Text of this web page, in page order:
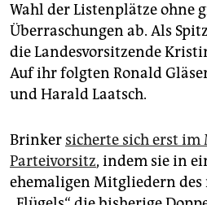
Wahl der Listenplätze ohne
Überraschungen ab. Als
die Landesvorsitzende
Auf ihr folgten Ronald
und Harald Laatsch.
Brinker sicherte sich erst im
Parteivorsitz, indem sie in
ehemaligen Mitgliedern des